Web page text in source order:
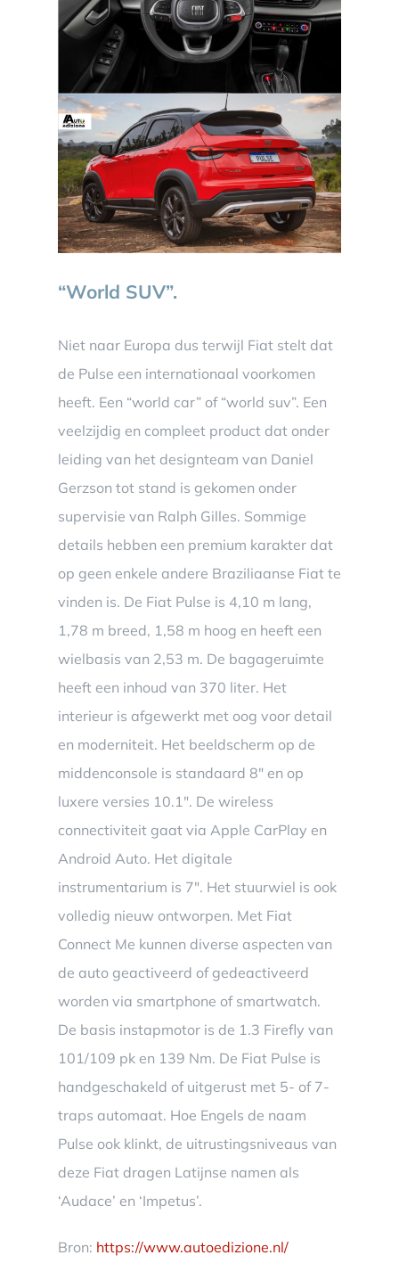
“World SUV”.
Niet naar Europa dus terwijl Fiat stelt dat
de Pulse een internationaal voorkomen
heeft. Een “world car” of “world suv”. Een
veelzijdig en compleet product dat onder
leiding van het designteam van Daniel
Gerzson tot stand is gekomen onder
supervisie van Ralph Gilles. Sommige
details hebben een premium karakter dat
op geen enkele andere Braziliaanse Fiat te
vinden is. De Fiat Pulse is 4,10 m lang,
1,78 m breed, 1,58 m hoog en heeft een
wielbasis van 2,53 m. De bagageruimte
heeft een inhoud van 370 liter. Het
interieur is afgewerkt met oog voor detail
en moderniteit. Het beeldscherm op de
middenconsole is standaard 8″ en op
luxere versies 10.1″. De wireless
connectiviteit gaat via Apple CarPlay en
Android Auto. Het digitale
instrumentarium is 7″. Het stuurwiel is ook
volledig nieuw ontworpen. Met Fiat
Connect Me kunnen diverse aspecten van
de auto geactiveerd of gedeactiveerd
worden via smartphone of smartwatch.
De basis instapmotor is de 1.3 Firefly van
101/109 pk en 139 Nm. De Fiat Pulse is
handgeschakeld of uitgerust met 5- of 7-
traps automaat. Hoe Engels de naam
Pulse ook klinkt, de uitrustingsniveaus van
deze Fiat dragen Latijnse namen als
‘Audace’ en ‘Impetus’.
Bron: https://www.autoedizione.nl/